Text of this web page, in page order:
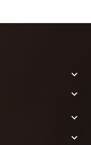



